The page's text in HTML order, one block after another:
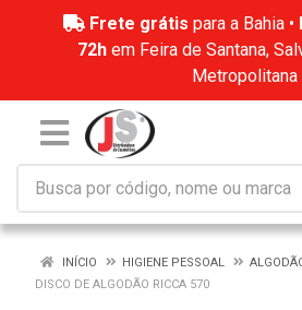
Frete grátis para a Bahia •
72hem Feira de Santana,
Metropolitana
INÍCIO HIGIENE PESSOAL
DISCO DE ALGODÃO RICCA 570